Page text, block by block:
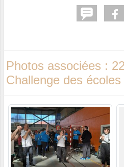
Photos associées :
Challenge des écoles